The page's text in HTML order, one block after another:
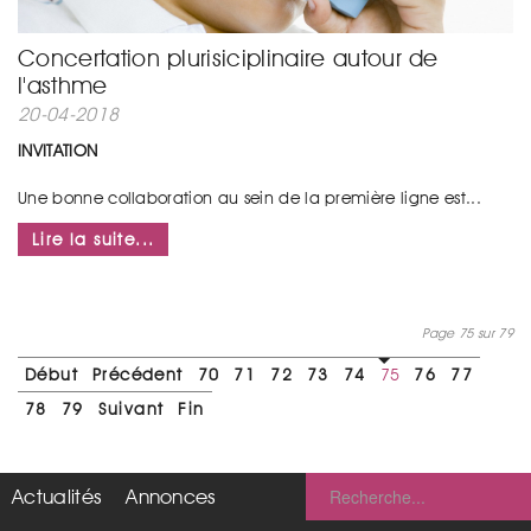
Concertation plurisiciplinaire autour de
l'asthme
20-04-2018
INVITATION
Une bonne collaboration au sein de la première ligne est...
Lire la suite...
Page 75 sur 79
Début Précédent 70 71 72 73 74 75 76
77
78
79 Suivant Fin
Actualités
Annonces